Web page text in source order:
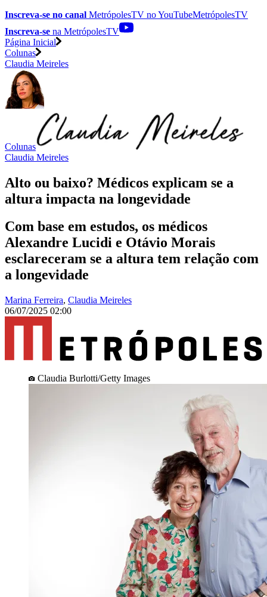
Inscreva-se no canal MetrópolesTV noYouTubeMetrópolesTV
Inscreva-se na MetrópolesTV
Página Inicial
Colunas
Claudia Meireles
Colunas
Claudia Meireles
Alto ou baixo? Médicos explicam se a
altura impacta na longevidade
Com base em estudos, os médicos
Alexandre Lucidi e Otávio Morais
esclareceram se a altura tem relação com
a longevidade
Marina Ferreira, Claudia Meireles
06/07/2025 02:00
Claudia Burlotti/Getty Images